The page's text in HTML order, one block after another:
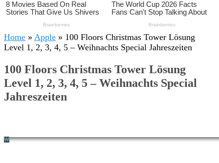
Home » Apple » 100 Floors Christmas Tower Lösung
Level 1, 2, 3, 4, 5 – Weihnachts Special Jahreszeiten
100 Floors Christmas Tower Lösung
Level 1, 2, 3, 4, 5 – Weihnachts Special
Jahreszeiten